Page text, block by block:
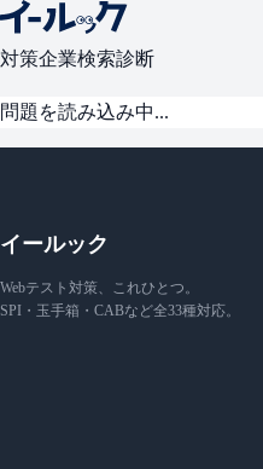
対策企業検索診断
問題を読み込み中...
イールック
Webテスト対策、これひとつ。
SPI・玉手箱・CABなど全33種対応。